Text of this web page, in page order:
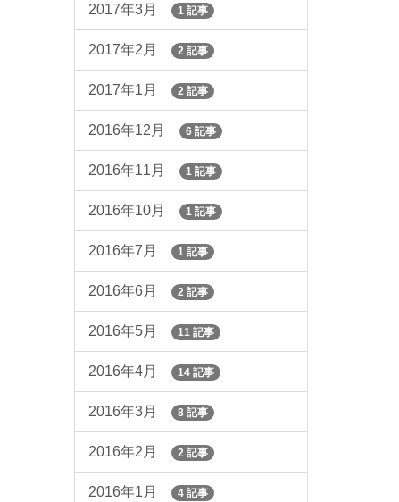
2017年3月 1 記事
2017年2月 2 記事
2017年1月 2 記事
2016年12月 6 記事
2016年11月 1 記事
2016年10月 1 記事
2016年7月 1 記事
2016年6月 2 記事
2016年5月 11 記事
2016年4月 14 記事
2016年3月 8 記事
2016年2月 2 記事
2016年1月 4 記事